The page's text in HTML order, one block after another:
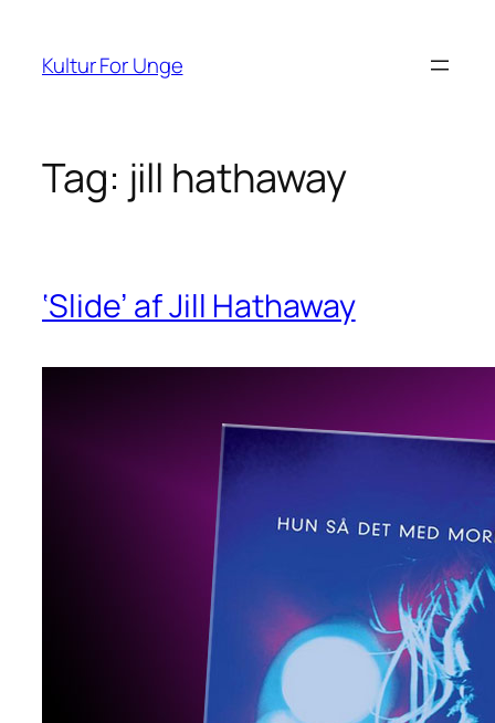
indhold
Kultur For Unge
Tag: jill hathaway
‘Slide’ af Jill Hathaway